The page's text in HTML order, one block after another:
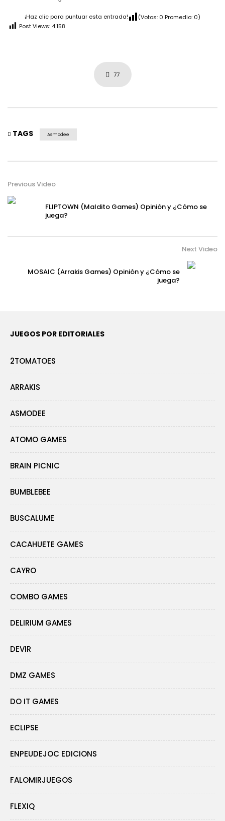
¡Haz clic para puntuar esta entrada! (Votos: 0 Promedio: 0)
Post Views: 4.158
77
TAGS Asmodee
Previous Video
FLIPTOWN (Maldito Games) Opinión y ¿Cómo se
juega?
Next Video
MOSAIC (Arrakis Games) Opinión y ¿Cómo se
juega?
JUEGOS POR EDITORIALES
2TOMATOES
ARRAKIS
ASMODEE
ATOMO GAMES
BRAIN PICNIC
BUMBLEBEE
BUSCALUME
CACAHUETE GAMES
CAYRO
COMBO GAMES
DELIRIUM GAMES
DEVIR
DMZ GAMES
DO IT GAMES
ECLIPSE
ENPEUDEJOC EDICIONS
FALOMIRJUEGOS
FLEXIQ